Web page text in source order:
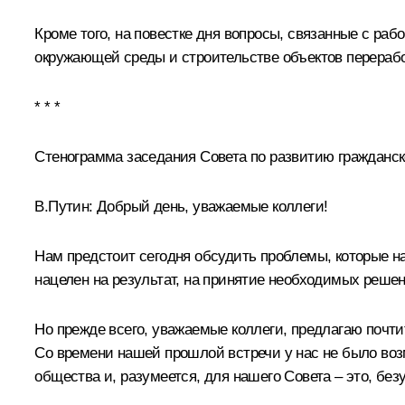
Кроме того, на повестке дня вопросы, связанные с
окружающей среды и строительстве объектов
* * *
Стенограмма заседания Совета по развитию
В.Путин: Добрый день, уважаемые коллеги!
Нам предстоит сегодня обсудить проблемы, которые
нацелен на результат, на принятие необходимых
Но прежде всего, уважаемые коллеги, предлагаю
Со времени нашей прошлой встречи у нас не было
общества и, разумеется, для нашего Совета – это,